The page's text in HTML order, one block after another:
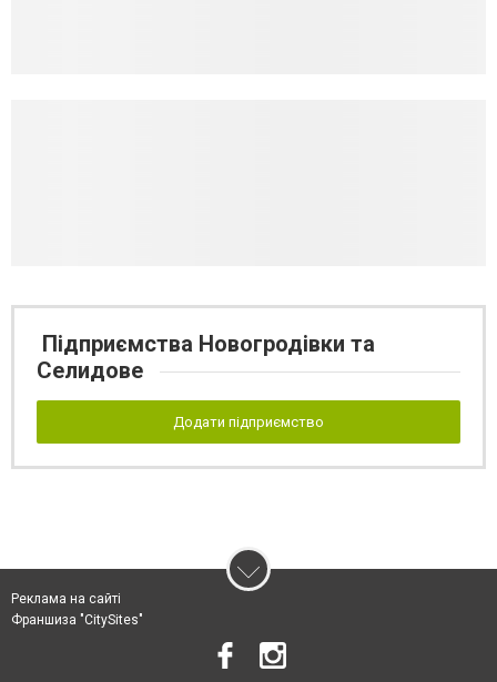
Підприємства Новогродівки та
Селидове
Додати підприємство
Реклама на сайті
Франшиза "CitySites"